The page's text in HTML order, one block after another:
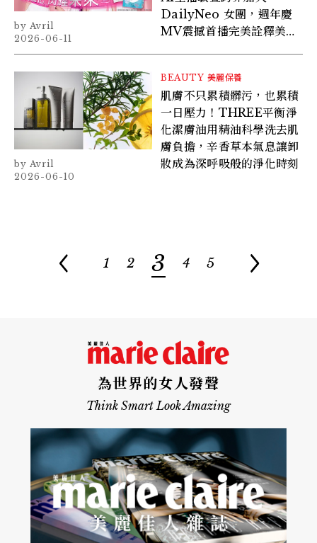
DailyNeo 女團，週年慶
MV震撼首播完美詮釋美力
Avril
2026-06-11
BEAUTY 美麗保養
肌膚不只累積髒污，也累積
一日壓力！THREE平衡淨
化潔膚油用精油科學洗去肌
膚負擔，辛香草本氣息讓卸
妝成為深呼吸般的淨化時刻
Avril
2026-06-10
1 2 3 4 5
為世界的女人發聲
Think Smart Look Amazing